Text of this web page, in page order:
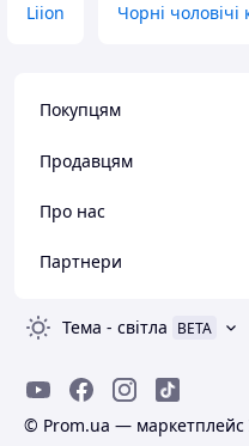
Liion Чорні чоловічі
Покупцям
Продавцям
Про нас
Партнери
Тема - світла BETA
© Prom.ua — маркетплейс